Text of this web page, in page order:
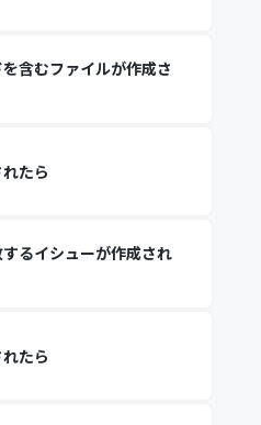
含むファイルが作成さ
たら
るイシューが作成され
たら